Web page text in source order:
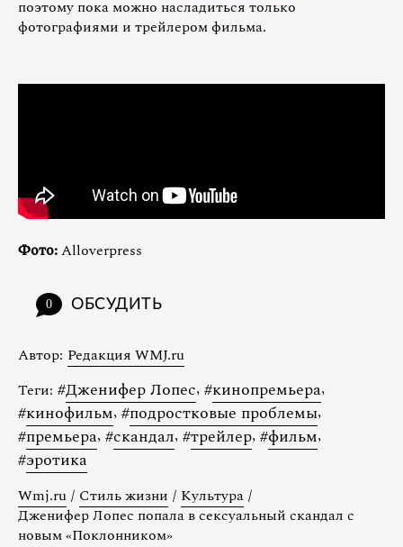
поэтому пока можно насладиться только
фотографиями и трейлером фильма.
Фото:Alloverpress
0 ОБСУДИТЬ
Автор: Редакция WMJ.ru
Теги: #Дженифер Лопес, #кинопремьера,
#кинофильм, #подростковые проблемы,
#премьера, #скандал, #трейлер, #фильм,
#эротика
Wmj.ru / Стиль жизни / Культура /
Дженифер Лопес попала в сексуальный скандал с
новым «Поклонником»